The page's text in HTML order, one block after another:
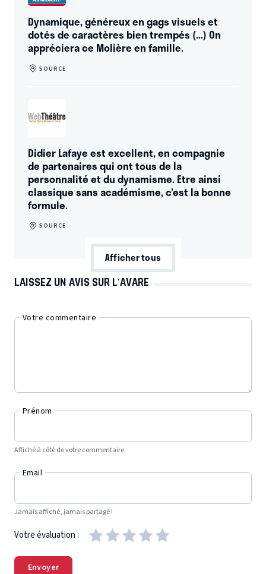
Dynamique, généreux en gags visuels et
dotés de caractères bien trempés (...) On
appréciera ce Molière en famille.
SOURCE
Didier Lafaye est excellent, en compagnie
de partenaires qui ont tous de la
personnalité et du dynamisme. Etre ainsi
classique sans académisme, c’est la bonne
formule.
SOURCE
Afficher tous
LAISSEZ UN AVIS SUR L'AVARE
Votre commentaire
Prénom
Affiché à côté de votre commentaire.
Email
Jamais affiché, jamais partagé !
Votre évaluation :
Envoyer